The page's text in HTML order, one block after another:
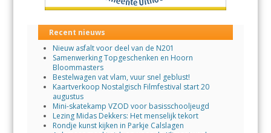
Recent nieuws
Nieuw asfalt voor deel van de N201
Samenwerking Topgeschenken en Hoorn
Bloommasters
Bestelwagen vat vlam, vuur snel geblust!
Kaartverkoop Nostalgisch Filmfestival start 20
augustus
Mini-skatekamp VZOD voor basisschooljeugd
Lezing Midas Dekkers: Het menselijk tekort
Rondje kunst kijken in Parkje Calslagen